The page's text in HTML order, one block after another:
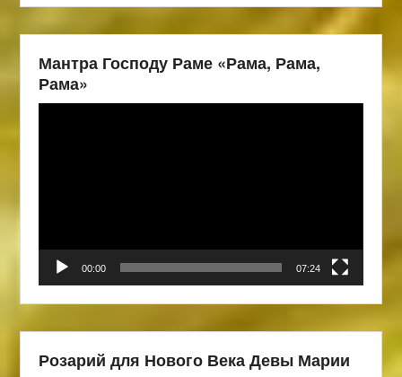
Мантра Господу Раме «Рама, Рама,
Рама»
00:00 07:24
Розарий для Нового Века Девы Марии